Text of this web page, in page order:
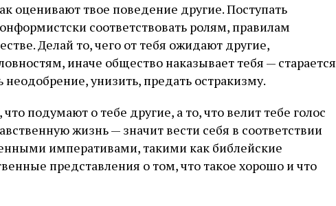
оценивают твое поведение другие. Поступать
соответствовать ролям, правилам
Делай то, чего от тебя ожидают другие,
иначе общество наказывает тебя — старается
унизить, предать остракизму.
подумают о тебе другие, а то, что велит тебе голос
жизнь — значит вести себя в соответствии
императивами, такими как библейские
представления о том, что такое хорошо и что